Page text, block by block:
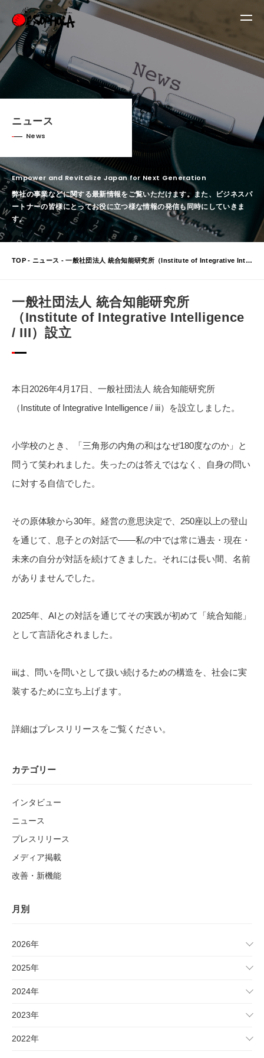
ニュース
News
Empower and Revitalize Japan for Next Generation
弊社の事業などに関する最新情報をご覧いただけます。 また、ビジネスパ
ートナーの皆様にとってお役に立つ様な情報の発信も同時にしていきま
す。
TOP - ニュース - 一般社団法人 統合知能研究所（Institute of Integrative Intelligence / III）設立
一般社団法人 統合知能研究所
（Institute of Integrative Intelligence
/ III）設立
本日2026年4月17日、一般社団法人 統合知能研究所
（Institute of Integrative Intelligence / iii）を設立しました。
小学校のとき、「三角形の内角の和はなぜ180度なのか」と
問うて笑われました。失ったのは答えではなく、自身の問い
に対する自信でした。
その原体験から30年。経営の意思決定で、250座以上の登山
を通じて、息子との対話で——私の中では常に過去・現在・
未来の自分が対話を続けてきました。それには長い間、名前
がありませんでした。
2025年、AIとの対話を通じてその実践が初めて「統合知能」
として言語化されました。
iiiは、問いを問いとして扱い続けるための構造を、社会に実
装するために立ち上げます。
詳細はプレスリリース をご覧ください。
カテゴリー
インタビュー
ニュース
プレスリリース
メディア掲載
改善・新機能
月別
2026年
2025年
2024年
2023年
2022年